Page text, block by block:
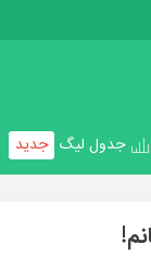
جدول لیگ جدید